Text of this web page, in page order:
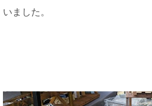
いました。